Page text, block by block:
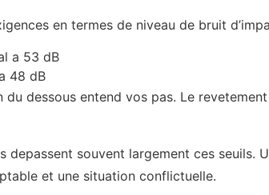
en termes de niveau de bruit
a 53 dB
48 dB
du dessous entend vos pas. Le
depassent souvent largement ces
et une situation conflictuelle.